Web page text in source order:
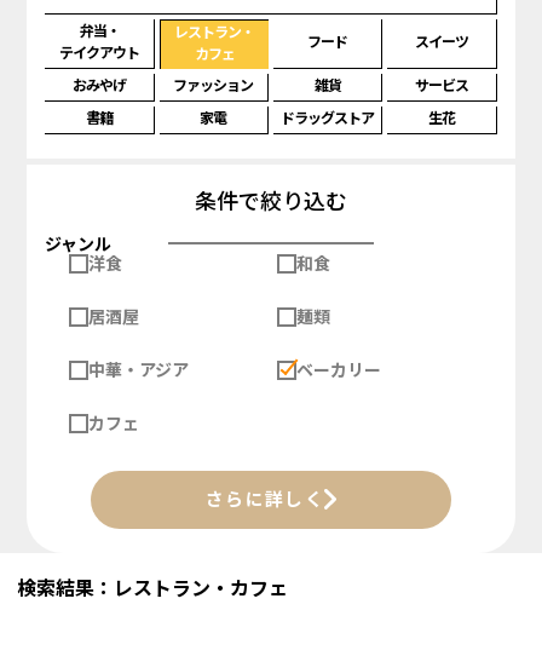
弁当・
テイクアウト
レストラン・
カフェ
フード スイーツ
おみやげ ファッション 雑貨
サービス
書籍
家電 ドラッグストア 生花
条件で絞り込む
ジャンル
洋食
和食
居酒屋 麺類
中華・アジア ベーカリー
カフェ
さらに詳しく
検索結果：レストラン・カフェ